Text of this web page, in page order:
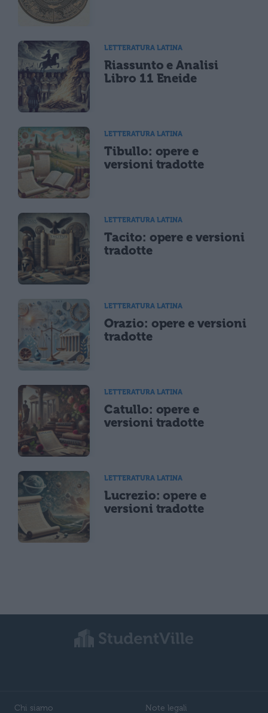
LETTERATURA LATINA
Riassunto e Analisi
Libro 11 Eneide
LETTERATURA LATINA
Tibullo: opere e
versioni tradotte
LETTERATURA LATINA
Tacito: opere e versioni
tradotte
LETTERATURA LATINA
Orazio: opere e versioni
tradotte
LETTERATURA LATINA
Catullo: opere e
versioni tradotte
LETTERATURA LATINA
Lucrezio: opere e
versioni tradotte
Chi siamo Note legali